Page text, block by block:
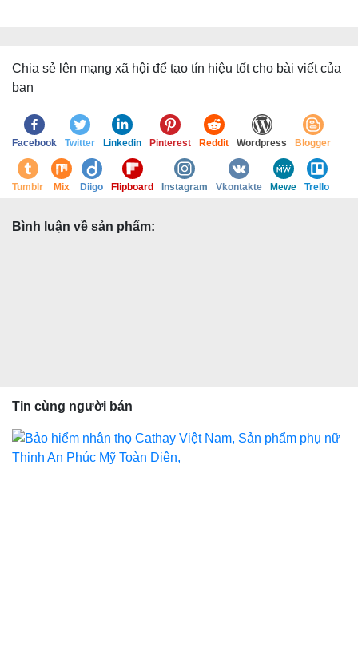
Chia sẻ lên mạng xã hội để tạo tín hiệu tốt cho bài viết của
bạn
Facebook Twitter Linkedin Pinterest Reddit Wordpress Blogger
Tumblr Mix Diigo Flipboard Instagram Vkontakte Mewe Trello
Bình luận về sản phẩm:
Tin cùng người bán